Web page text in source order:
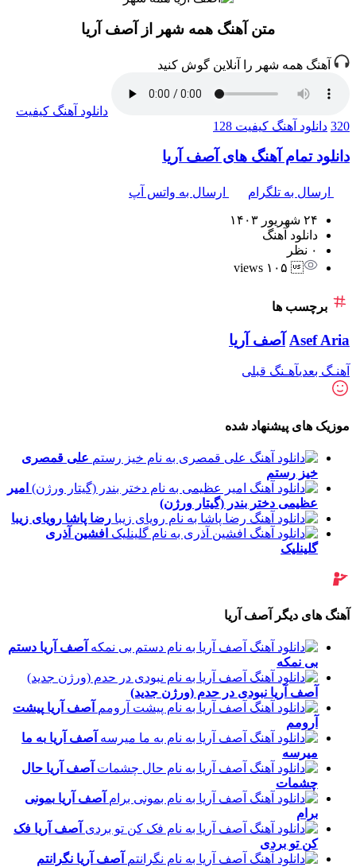
متن آهنگ همه شهر از آصف آریا
آهنگ همه شهر را آنلاین گوش کنید
دانلود آهنگ کیفیت
320 دانلود آهنگ کیفیت 128
دانلود تمام آهنگ های آصف آریا
ارسال به تلگرام ارسال به واتس آپ
۲۴ شهریور ۱۴۰۳
دانلود آهنگ
۰ نظر
۱۰۵ views
برچسب ها
Asef Aria آصف آریا
آهنـگ بعدیآهـنگ قبلی
موزیک های پیشنهاد شده
علی قمصری
خیز رستم
امیر
عظیمی دختر بندر (گیتار ورژن)
رضا پاشا رویای زیبا
افشین آذری
گلینلیک
آهنگ های دیگر آصف آریا
آصف آریا دستم
بی نمکه
آصف آریا نبودی در حدم (ورژن جدید)
آصف آریا پیشت
آرومم
آصف آریا به ما
میرسه
آصف آریا حال
چشمات
آصف آریا بمونی
برام
آصف آریا فک
کن تو بردی
آصف آریا نگرانتم